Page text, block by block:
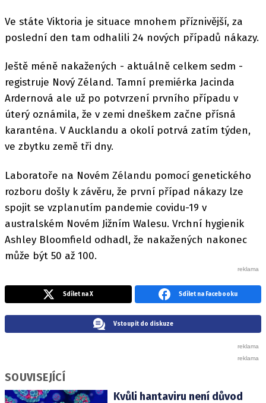
Ve státe Viktoria je situace mnohem příznivější, za
poslední den tam odhalili 24 nových případů nákazy.
Ještě méně nakažených - aktuálně celkem sedm -
registruje Nový Zéland. Tamní premiérka Jacinda
Ardernová ale už po potvrzení prvního případu v
úterý oznámila, že v zemi dneškem začne přísná
karanténa. V Aucklandu a okolí potrvá zatím týden,
ve zbytku země tři dny.
Laboratoře na Novém Zélandu pomocí genetického
rozboru došly k závěru, že první případ nákazy lze
spojit se vzplanutím pandemie covidu-19 v
australském Novém Jižním Walesu. Vrchní hygienik
Ashley Bloomfield odhadl, že nakažených nakonec
může být 50 až 100.
Sdílet na X Sdílet na Facebooku
Vstoupit do diskuze
SOUVISEJÍCÍ
Kvůli hantaviru není důvod